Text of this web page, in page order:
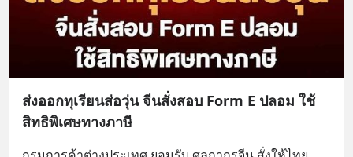
ส่งออกทุเรียนส่อวุ่น จีนสั่งสอบ Form E ปลอม ใช้
สิทธิพิเศษทางภาษี